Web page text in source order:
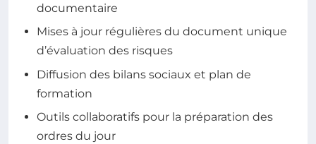
documentaire
Mises à jour régulières du document unique
d’évaluation des risques
Diffusion des bilans sociaux et plan de
formation
Outils collaboratifs pour la préparation des
ordres du jour